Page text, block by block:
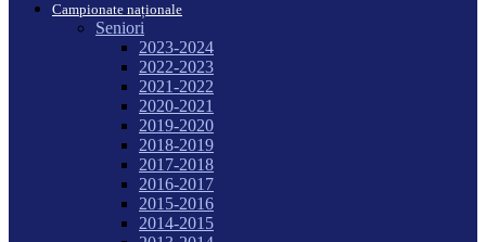
Campionate naționale
Seniori
2023-2024
2022-2023
2021-2022
2020-2021
2019-2020
2018-2019
2017-2018
2016-2017
2015-2016
2014-2015